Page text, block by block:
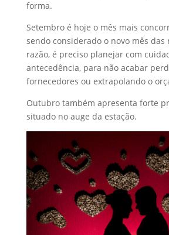
forma.
Setembro é hoje o mês mais
sendo considerado o novo mês das
razão, é preciso planejar com
antecedência, para não acabar
fornecedores ou extrapolando o
Outubro também apresenta forte
situado no auge da estação.